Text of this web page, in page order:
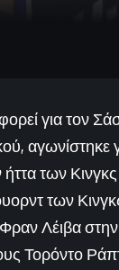
για τον
αγωνίστηκε
των
των
Λέιβα
Τορόντο